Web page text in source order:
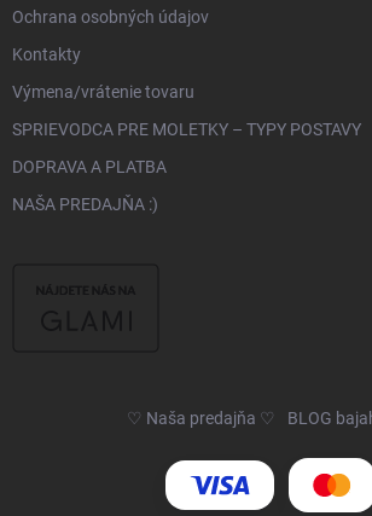
Ochrana osobných údajov
Kontakty
Výmena/vrátenie tovaru
SPRIEVODCA PRE MOLETKY – TYPY POSTAVY
DOPRAVA A PLATBA
NAŠA PREDAJŇA :)
♡ Naša predajňa ♡ BLOG